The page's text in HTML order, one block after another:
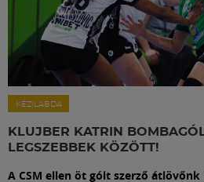
KÉZILABDA
KLUJBER KATRIN
LEGSZEBBEK KÖZÖTT!
A CSM ellen öt gólt szerző
FM YouTube +
Labdarúgás